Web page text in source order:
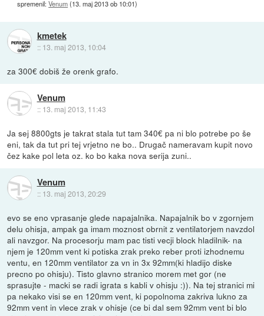
spremenil:Venum(13. maj 2013 ob 10:01)
kmetek
:: 13. maj 2013, 10:04
za 300€ dobiš že orenk grafo.
Venum
:: 13. maj 2013, 11:43
Ja sej 8800gts je takrat stala tut tam 340€ pa ni blo potrebe po še
eni, tak da tut pri tej vrjetno ne bo.. Drugač nameravam kupit novo
čez kake pol leta oz. ko bo kaka nova serija zuni..
Venum
:: 13. maj 2013, 20:29
evo se eno vprasanje glede napajalnika. Napajalnik bo v zgornjem
delu ohisja, ampak ga imam moznost obrnit z ventilatorjem navzdol
ali navzgor. Na procesorju mam pac tisti vecji block hladilnik- na
njem je 120mm vent ki potiska zrak preko reber proti izhodnemu
ventu, en 120mm ventilator za vn in 3x 92mm(ki hladijo diske
precno po ohisju). Tisto glavno stranico morem met gor (ne
sprasujte - macki se radi igrata s kabli v ohisju :)). Na tej stranici mi
pa nekako visi se en 120mm vent, ki popolnoma zakriva lukno za
92mm vent in vlece zrak v ohisje (ce bi dal sem 92mm vent bi blo